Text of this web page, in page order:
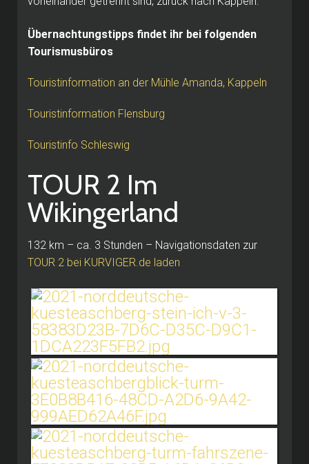
Übernachtungstipps findet ihr bei folgenden
Tourismusbüros
Touristinformation an der Mühle Amanda, Kappeln
Touristinformation Flensburg
Touristinfo Schleswig
TOUR 2 Im
Wikingerland
132 km – ca. 3 Stunden – Navigationsdaten zur
TOUR 2 bei KURVIGER.de laden